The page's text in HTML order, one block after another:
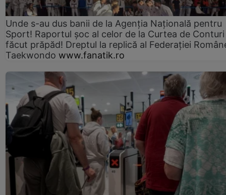
Unde s-au dus banii de la Agenția Națională pentru
Sport! Raportul șoc al celor de la Curtea de Conturi
făcut prăpăd! Dreptul la replică al Federației
Taekwondo www.fanatik.ro